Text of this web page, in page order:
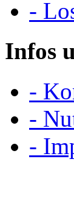
-
Infos
-
-
-